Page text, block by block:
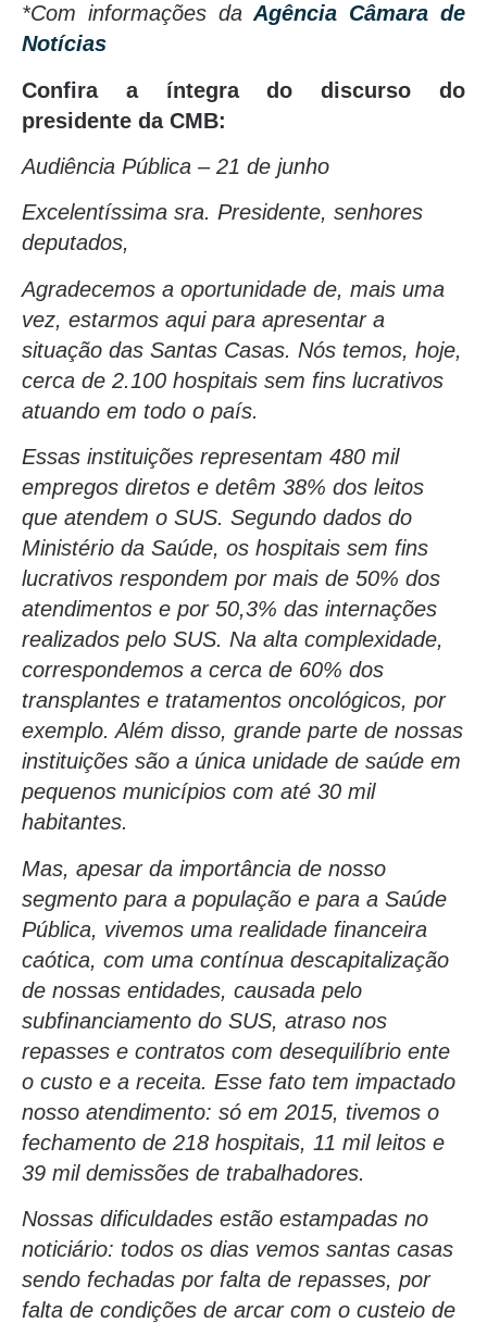
*Com informações daAgência Câmara de
Notícias
Confira a íntegra do discurso do
presidente da CMB:
Audiência Pública – 21 de junho
Excelentíssima sra. Presidente, senhores
deputados,
Agradecemos a oportunidade de, mais uma
vez, estarmos aqui para apresentar a
situação das Santas Casas. Nós temos, hoje,
cerca de 2.100 hospitais sem fins lucrativos
atuando em todo o país.
Essas instituições representam 480 mil
empregos diretos e detêm 38% dos leitos
que atendem o SUS. Segundo dados do
Ministério da Saúde, os hospitais sem fins
lucrativos respondem por mais de 50% dos
atendimentos e por 50,3% das internações
realizados pelo SUS. Na alta complexidade,
correspondemos a cerca de 60% dos
transplantes e tratamentos oncológicos, por
exemplo. Além disso, grande parte de nossas
instituições são a única unidade de saúde em
pequenos municípios com até 30 mil
habitantes.
Mas, apesar da importância de nosso
segmento para a população e para a Saúde
Pública, vivemos uma realidade financeira
caótica, com uma contínua descapitalização
de nossas entidades, causada pelo
subfinanciamento do SUS, atraso nos
repasses e contratos com desequilíbrio ente
o custo e a receita. Esse fato tem impactado
nosso atendimento: só em 2015, tivemos o
fechamento de 218 hospitais, 11 mil leitos e
39 mil demissões de trabalhadores.
Nossas dificuldades estão estampadas no
noticiário: todos os dias vemos santas casas
sendo fechadas por falta de repasses, por
falta de condições de arcar com o custeio de